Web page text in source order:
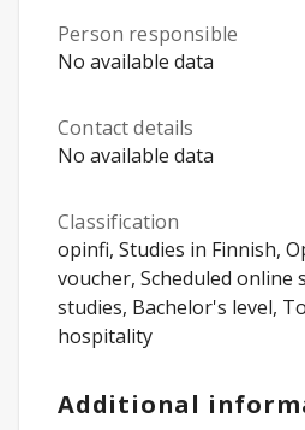
Person responsible
No available data
Contact details
No available data
Classification
opinfi, Studies in Finnish,
voucher, Scheduled online
studies, Bachelor's level,
hospitality
Additional